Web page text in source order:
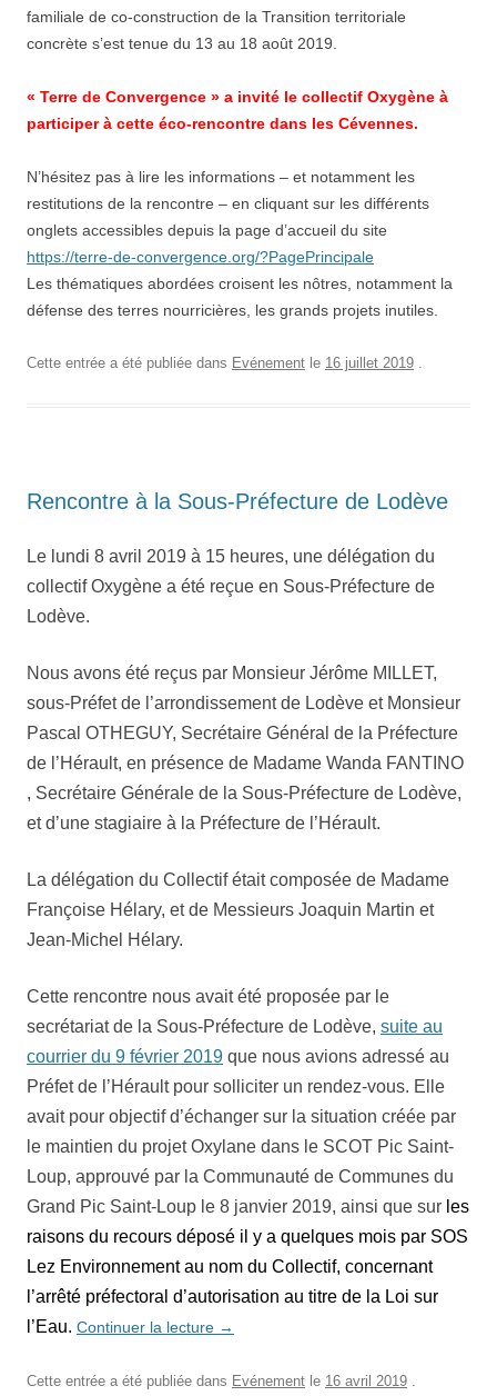
familiale de co-construction de la Transition territoriale
concrète s’est tenue du 13 au 18 août 2019.
« Terre de Convergence » a invité le collectif Oxygène à
participer à cette éco-rencontre dans les Cévennes.
N’hésitez pas à lire les informations – et notamment les
restitutions de la rencontre – en cliquant sur les différents
onglets accessibles depuis la page d’accueil du site
https://terre-de-convergence.org/?PagePrincipale
Les thématiques abordées croisent les nôtres, notamment la
défense des terres nourricières, les grands projets inutiles.
Cette entrée a été publiée dans Evénement le 16 juillet 2019 .
Rencontre à la Sous-Préfecture de Lodève
Le lundi 8 avril 2019 à 15 heures, une délégation du
collectif Oxygène a été reçue en Sous-Préfecture de
Lodève.
Nous avons été reçus par Monsieur Jérôme MILLET,
sous-Préfet de l’arrondissement de Lodève et Monsieur
Pascal OTHEGUY, Secrétaire Général de la Préfecture
de l’Hérault, en présence de Madame Wanda FANTINO
, Secrétaire Générale de la Sous-Préfecture de Lodève,
et d’une stagiaire à la Préfecture de l’Hérault.
La délégation du Collectif était composée de Madame
Françoise Hélary, et de Messieurs Joaquin Martin et
Jean-Michel Hélary.
Cette rencontre nous avait été proposée par le
secrétariat de la Sous-Préfecture de Lodève, suite au
courrier du 9 février 2019 que nous avions adressé au
Préfet de l’Hérault pour solliciter un rendez-vous. Elle
avait pour objectif d’échanger sur la situation créée par
le maintien du projet Oxylane dans le SCOT Pic Saint-
Loup, approuvé par la Communauté de Communes du
Grand Pic Saint-Loup le 8 janvier 2019, ainsi que sur les
raisons du recours déposé il y a quelques mois par SOS
Lez Environnement au nom du Collectif, concernant
l’arrêté préfectoral d’autorisation au titre de la Loi sur
l’Eau. Continuer la lecture →
Cette entrée a été publiée dans Evénement le 16 avril 2019 .